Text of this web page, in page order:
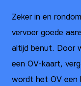
Zeker in en
vervoer goede
altijd benut. Door
een OV-kaart,
wordt het OV een